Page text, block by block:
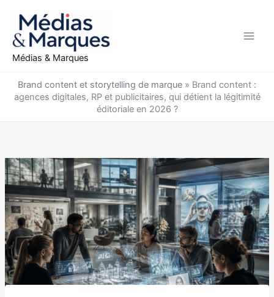
contenu
Médias & Marques
Brand content et storytelling de marque » Brand content :
agences digitales, RP et publicitaires, qui détient la légitimité
éditoriale en 2026 ?